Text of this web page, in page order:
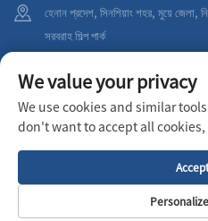
হেনান প্রদেশ, সিনশিয়াং শহর, মুয়ে জেলা,
সরবরাহ শিল্প পার্ক
+86-18236198923
[email protected]
কপিরাইট © 2026 XINXIANG AIRPULL
We value your privacy
We use cookies and similar
don't want to accept all